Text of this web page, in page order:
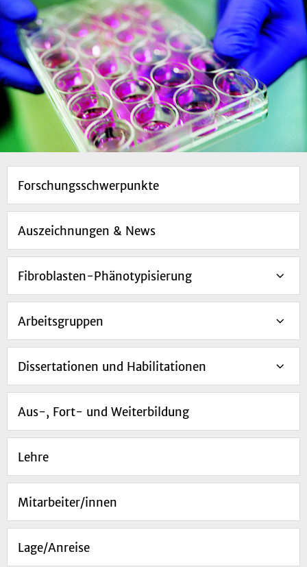
Forschungsschwerpunkte
Auszeichnungen & News
Fibroblasten-Phänotypisierung
Arbeitsgruppen
Dissertationen und Habilitationen
Aus-, Fort- und Weiterbildung
Lehre
Mitarbeiter/innen
Lage/Anreise